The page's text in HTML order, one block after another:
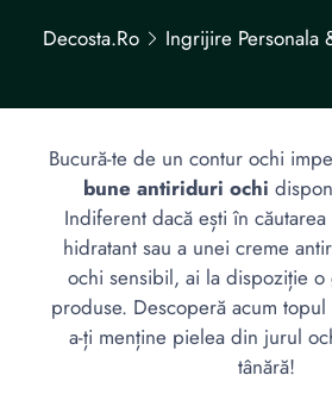
Decosta.ro Ingrijire Personala
Bucură-te de un contur ochi
bune antiriduri ochi
Indiferent dacă ești în
hidratant sau a unei creme
ochi sensibil, ai la dispoziție o
produse. Descoperă acum
a-ți menține pielea din jurul
tânără!